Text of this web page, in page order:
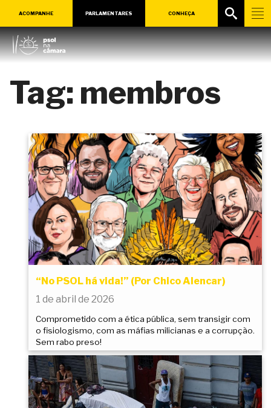
ACOMPANHE PARLAMENTARES CONHEÇA
Tag: membros
“No PSOL há vida!” (Por Chico Alencar)
1 de abril de 2026
Comprometido com a ética pública, sem transigir com
o fisiologismo, com as máfias milicianas e a corrupção.
Sem rabo preso!